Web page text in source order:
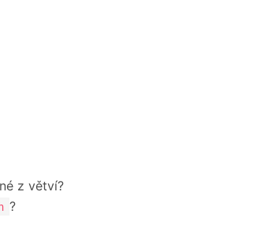
z větví?
?